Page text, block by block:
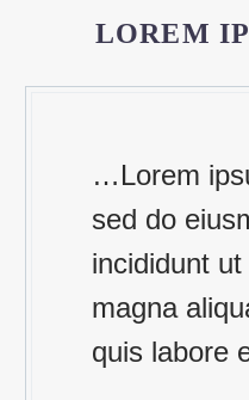
LOREM
…Lorem
sed do
incididunt
magna
quis labore